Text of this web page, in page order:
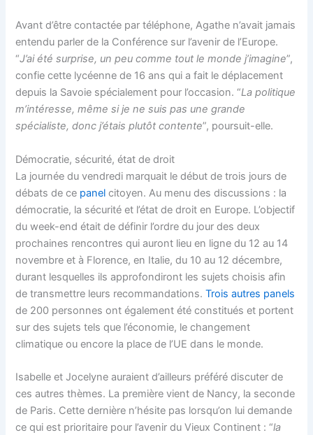
Avant d’être contactée par téléphone, Agathe n’avait jamais
entendu parler de la Conférence sur l’avenir de l’Europe.
“J’ai été surprise, un peu comme tout le monde j’imagine”,
confie cette lycéenne de 16 ans qui a fait le déplacement
depuis la Savoie spécialement pour l’occasion. “La politique
m’intéresse, même si je ne suis pas une grande
spécialiste, donc j’étais plutôt contente”, poursuit-elle.
Démocratie, sécurité, état de droit
La journée du vendredi marquait le début de trois jours de
débats de ce panel citoyen. Au menu des discussions : la
démocratie, la sécurité et l’état de droit en Europe. L’objectif
du week-end était de définir l’ordre du jour des deux
prochaines rencontres qui auront lieu en ligne du 12 au 14
novembre et à Florence, en Italie, du 10 au 12 décembre,
durant lesquelles ils approfondiront les sujets choisis afin
de transmettre leurs recommandations.Trois autres panels
de 200 personnes ont également été constitués et portent
sur des sujets tels que l’économie, le changement
climatique ou encore la place de l’UE dans le monde.
Isabelle et Jocelyne auraient d’ailleurs préféré discuter de
ces autres thèmes. La première vient de Nancy, la seconde
de Paris. Cette dernière n’hésite pas lorsqu’on lui demande
ce qui est prioritaire pour l’avenir du Vieux Continent : “la